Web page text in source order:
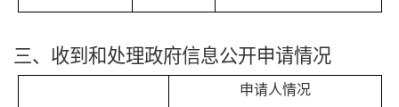
三、收到和处理政府信息公开申请情况
申请人情况